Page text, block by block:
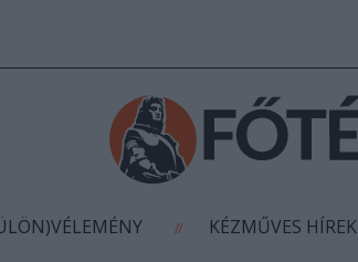
// KÉZMŰVES HÍREK